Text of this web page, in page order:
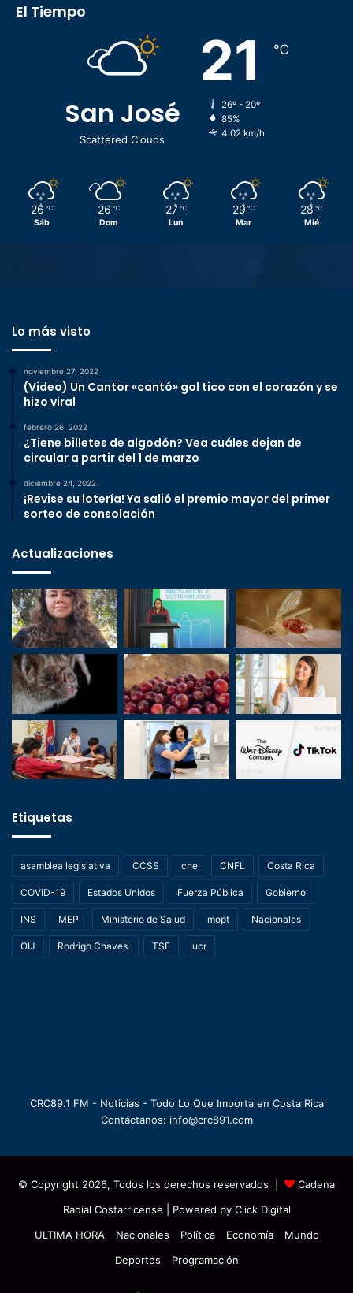
El Tiempo
San José
Scattered Clouds
21 ℃
26º - 20º
85%
4.02 km/h
26 ℃
Sáb
26 ℃
Dom
27 ℃
Lun
29 ℃
Mar
28 ℃
Mié
Lo más visto
noviembre 27, 2022
(Video) Un Cantor «cantó» gol tico con el corazón y se
hizo viral
febrero 26, 2022
¿Tiene billetes de algodón? Vea cuáles dejan de
circular a partir del 1 de marzo
diciembre 24, 2022
¡Revise su lotería! Ya salió el premio mayor del primer
sorteo de consolación
Actualizaciones
Etiquetas
asamblea legislativa CCSS cne CNFL Costa Rica
COVID-19 Estados Unidos Fuerza Pública Gobierno
INS MEP Ministerio de Salud mopt Nacionales
OIJ Rodrigo Chaves. TSE ucr
CRC89.1 FM - Noticias - Todo Lo Que Importa en Costa Rica
Contáctanos: info@crc891.com
© Copyright 2026, Todos los derechos reservados |
Cadena
Radial Costarricense | Powered by Click Digital
ULTIMA HORA
Nacionales Política Economía
Mundo
Deportes
Programación